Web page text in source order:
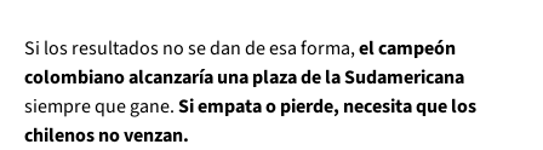
Si los resultados no se dan de esa forma,el campeón
colombiano alcanzaría una plaza de la Sudamericana
siempre que gane.Si empata o pierde, necesita que los
chilenos no venzan.